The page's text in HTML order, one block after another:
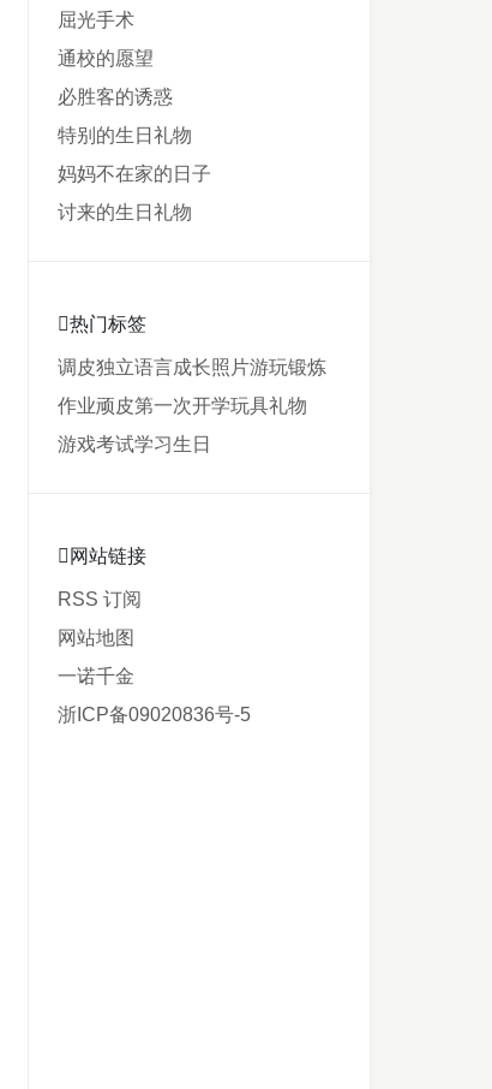
屈光手术
通校的愿望
必胜客的诱惑
特别的生日礼物
妈妈不在家的日子
讨来的生日礼物
热门标签
调皮独立语言成长照片游玩锻炼
作业顽皮第一次开学玩具礼物
游戏考试学习生日
网站链接
RSS 订阅
网站地图
一诺千金
浙ICP备09020836号-5